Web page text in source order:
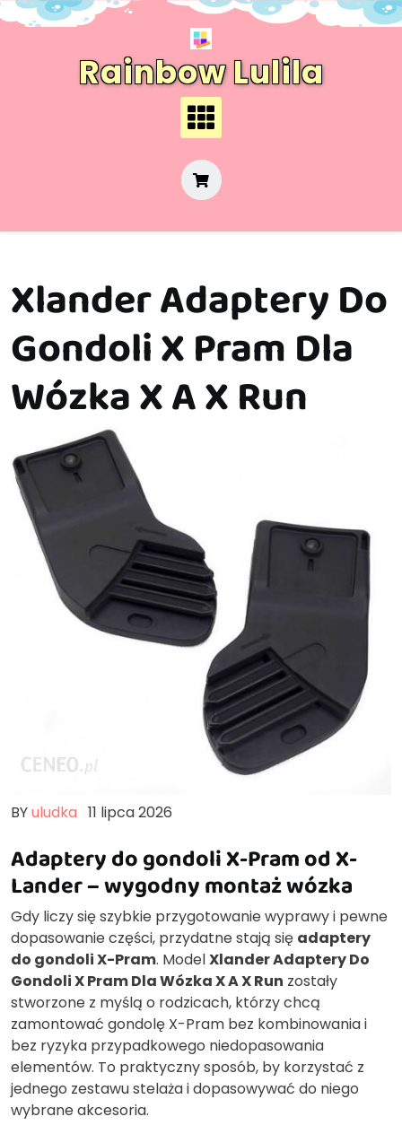
Skip
Rainbow Lulila
Xlander Adaptery Do
Gondoli X Pram Dla
Wózka X A X Run
BYuludka 11 lipca 2026
Adaptery do gondoli X-Pram od X-
Lander – wygodny montaż wózka
Gdy liczy się szybkie przygotowanie wyprawy i pewne
dopasowanie części, przydatne stają się adaptery
do gondoli X-Pram. ModelXlander Adaptery Do
Gondoli X Pram Dla Wózka X A X Run zostały
stworzone z myślą o rodzicach, którzy chcą
zamontować gondolę X-Pram bez kombinowania i
bez ryzyka przypadkowego niedopasowania
elementów. To praktyczny sposób, by korzystać z
jednego zestawu stelaża i dopasowywać do niego
wybrane akcesoria.